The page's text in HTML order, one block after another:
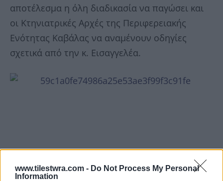
www.tilestwra.com - Do Not Process My Personal
Information
αποτέλεσμα η όλη διαδικασία να παγώσει και
οι Κτηνιατρικές Αρχές της Περιφερειακής
Ενότητας Καβάλας να αναμένουν οδηγίες
σχετικά από την κ. Εισαγγελέα.